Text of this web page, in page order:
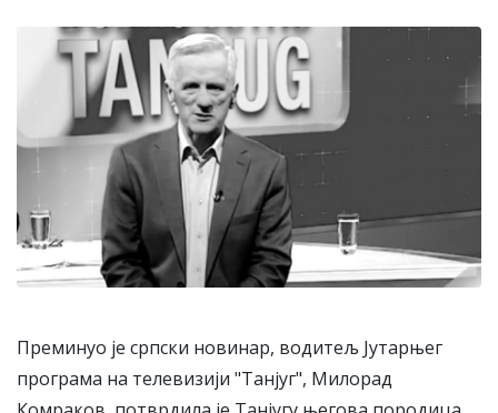
Преминуо је српски новинар, водитељ Јутарњег
програма на телевизији "Танјуг", Милорад